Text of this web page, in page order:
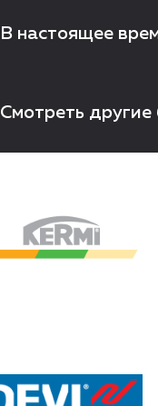
В настоящее
Смотреть другие